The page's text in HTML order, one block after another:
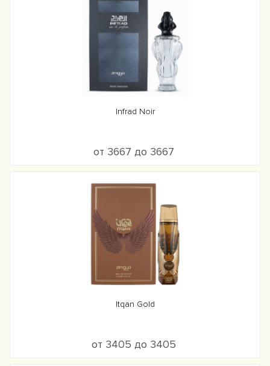
Infrad Noir
от 3667 до 3667
Itqan Gold
от 3405 до 3405